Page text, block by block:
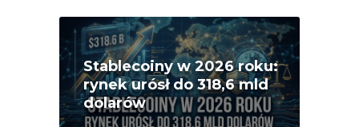
Stablecoiny w 2026 roku:
rynek urósł do 318,6 mld
dolarów